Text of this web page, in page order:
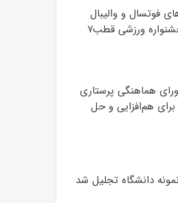
فوتسال و والیبال
دانشگاه در جشنواره ورزشی قطب۷
هماهنگی پرستاری
هم‌افزایی و حل
دانشگاه تجلیل شد